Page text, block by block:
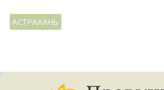
АСТРАХАНЬ